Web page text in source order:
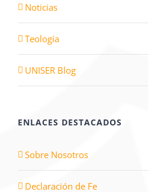
Noticias
Teología
UNISER Blog
ENLACES DESTACADOS
Sobre Nosotros
Declaración de Fe